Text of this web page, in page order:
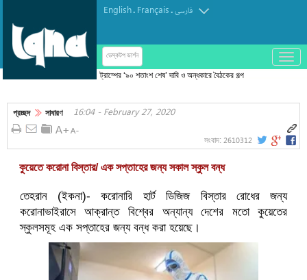
English. Français.فارسی
ডেস্কটপ ভার্শন
باز
و
کردن
ট্রাম্পের ‘৯০ শতাংশ শেষ’ দাবি ও অন্ধকারে বৈঠকের গল্প
প্রচ্ছদ সাধারণ 16:04 - February 27, 2020
সংবাদ: 2610312
কুয়েতে করোনা বিস্তার/ এক সপ্তাহের জন্য সকাল স্কুল বন্ধ
তেহরান (ইকনা)- করোনারি হার্ট ডিজিজ বিস্তার রোধের জন্য
করোনাভাইরাসে আক্রান্ত বিশ্বের অন্যান্য দেশের মতো কুয়েতের
স্কুলসমূহ এক সপ্তাহের জন্য বন্ধ করা হয়েছে।